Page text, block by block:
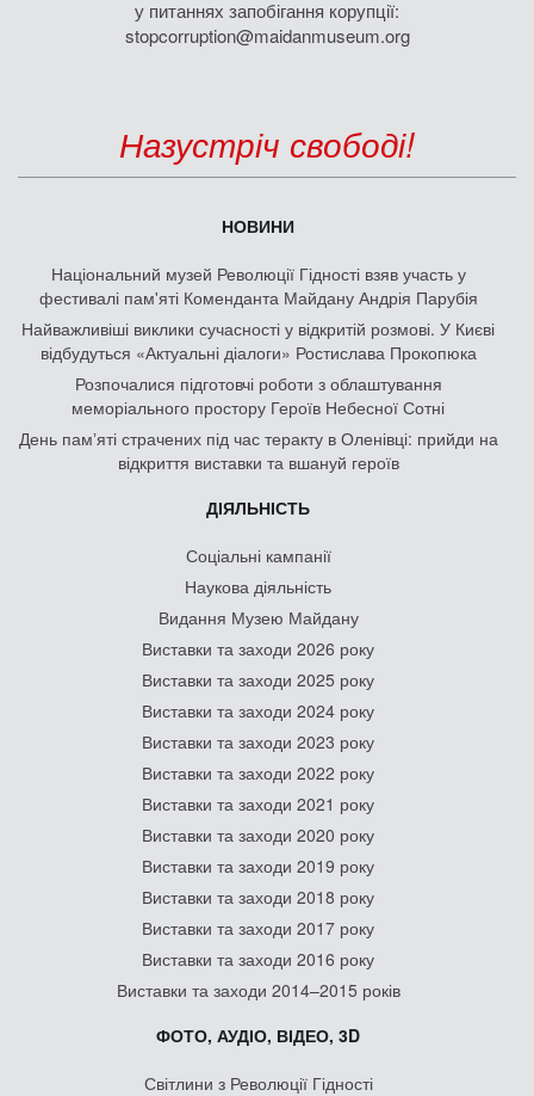
у питаннях запобігання корупції:
stopcorruption@maidanmuseum.org
Назустріч свободі!
НОВИНИ
Національний музей Революції Гідності взяв участь у
фестивалі пам'яті Коменданта Майдану Андрія Парубія
Найважливіші виклики сучасності у відкритій розмові. У Києві
відбудуться «Актуальні діалоги» Ростислава Прокопюка
Розпочалися підготовчі роботи з облаштування
меморіального простору Героїв Небесної Сотні
День памʼяті страчених під час теракту в Оленівці: прийди на
відкриття виставки та вшануй героїв
ДІЯЛЬНІСТЬ
Соціальні кампанії
Наукова діяльність
Видання Музею Майдану
Виставки та заходи 2026 року
Виставки та заходи 2025 року
Виставки та заходи 2024 року
Виставки та заходи 2023 року
Виставки та заходи 2022 року
Виставки та заходи 2021 року
Виставки та заходи 2020 року
Виставки та заходи 2019 року
Виставки та заходи 2018 року
Виставки та заходи 2017 року
Виставки та заходи 2016 року
Виставки та заходи 2014–2015 років
ФОТО, АУДІО, ВІДЕО, 3D
Світлини з Революції Гідності